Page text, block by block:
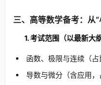
三、高等数学备考：从
1. 考试范围（以最新大
函数、极限与连续（占
导数与微分（含应用，